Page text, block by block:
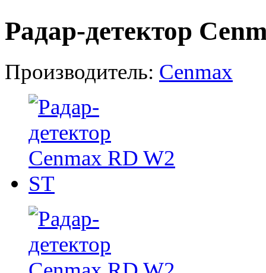
Радар-детектор
Производитель: Cenmax